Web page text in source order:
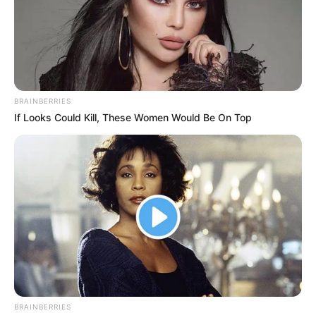
BRAINBERRIES
If Looks Could Kill, These Women Would Be On Top
BRAINBERRIES